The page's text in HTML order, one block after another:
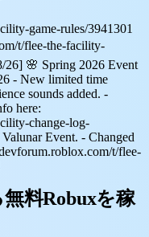
game-rules/3941301
t/flee-the-facility-
26] 🌸 Spring 2026 Event
- New limited time
sounds added. -
here:
change-log-
Event. - Changed
t/flee-
料Robuxを稼